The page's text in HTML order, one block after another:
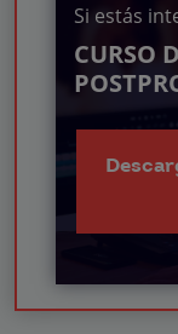
Si estás
CURSO